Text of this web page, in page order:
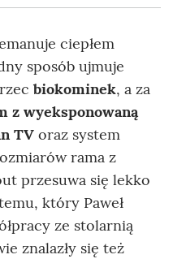
ciepłem
sposób ujmuje
biokominek, a za
z wyeksponowaną
TV oraz system
rama z
przesuwa się lekko
który Paweł
ze stolarnią
znalazły się też